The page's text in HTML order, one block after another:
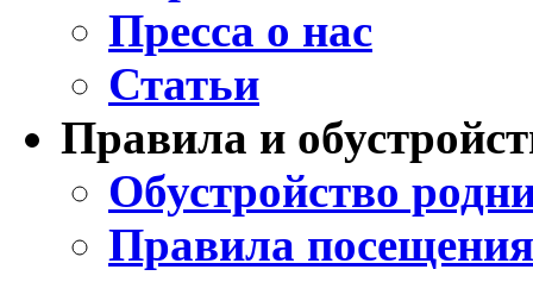
Пресса о нас
Статьи
Правила и
Обустройство
Правила